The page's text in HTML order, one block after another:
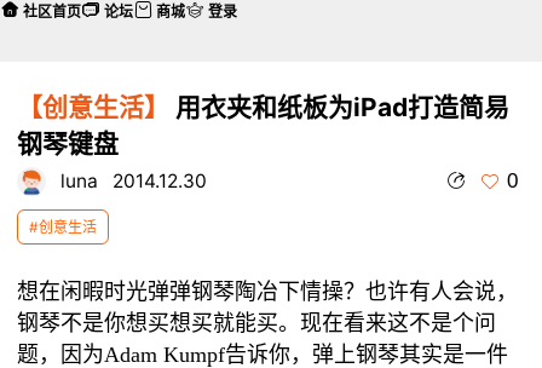
【创意生活】
用衣夹和纸板为iPad打造简易
钢琴键盘
luna 2014.12.30 0
#创意生活
想在闲暇时光弹弹钢琴陶冶下情操？也许有人会说，
钢琴不是你想买想买就能买。现在看来这不是个问
题，因为Adam Kumpf告诉你，弹上钢琴其实是一件
社区首页 论坛 商城 登录